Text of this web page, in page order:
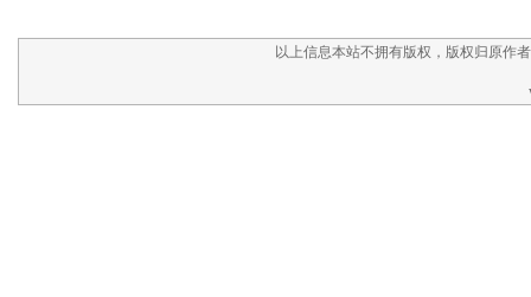
以上信息本站不拥有版权，版权归原作